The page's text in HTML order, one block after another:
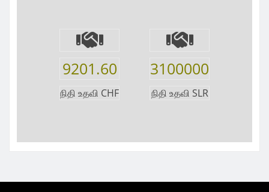
9201.60
நிதி உதவி CHF
3100000
நிதி உதவி SLR